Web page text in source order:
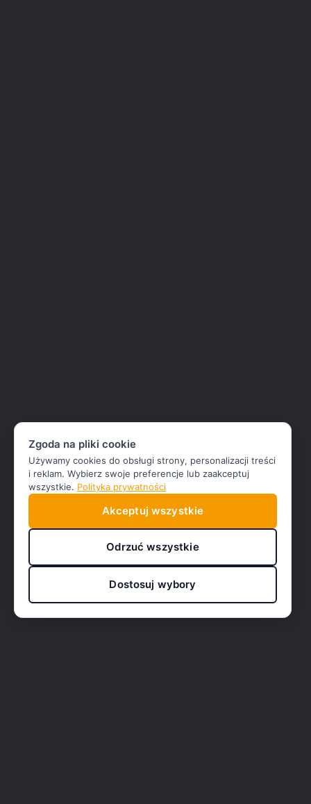
Zgoda na pliki cookie
Używamy cookies do obsługi strony, personalizacji treści
i reklam. Wybierz swoje preferencje lub zaakceptuj
wszystkie. Polityka prywatności
Akceptuj wszystkie
Odrzuć wszystkie
Dostosuj wybory